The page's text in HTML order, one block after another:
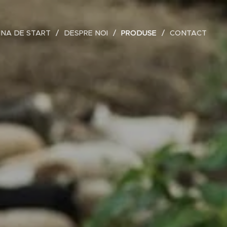
DE START DESPRE NOI PRODUSE CONTACT